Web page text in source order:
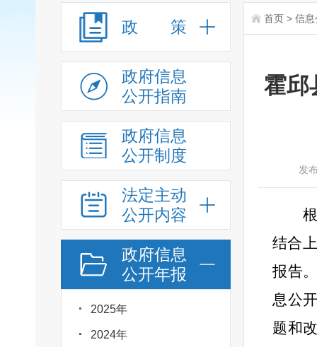
政 策
政府信息
公开指南
政府信息
公开制度
法定主动
公开内容
政府信息
公开年报
2025年
2024年
首页 > 信息
霍邱
发
结合
报告
息公
题和